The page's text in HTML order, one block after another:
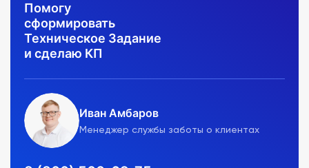
Помогу
сформировать
Техническое Задание
и сделаю КП
Иван Амбаров
Менеджер службы заботы о клиентах